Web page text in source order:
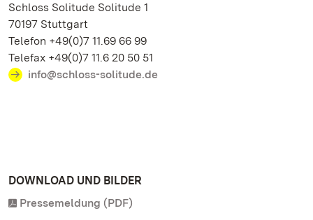
Schloss Solitude Solitude 1
70197 Stuttgart
Telefon +49(0)7 11.69 66 99
Telefax +49(0)7 11.6 20 50 51
info@schloss-solitude.de
DOWNLOAD UND BILDER
Pressemeldung (PDF)